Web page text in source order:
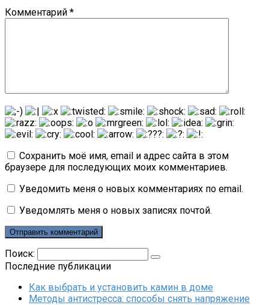
Комментарий *
Сохранить моё имя, email и адрес сайта в этом
браузере для последующих моих комментариев.
Уведомить меня о новых комментариях по email.
Уведомлять меня о новых записях почтой.
Поиск:
Последние публикации
Как выбрать и установить камин в доме
Методы антистресса: способы снять напряжение